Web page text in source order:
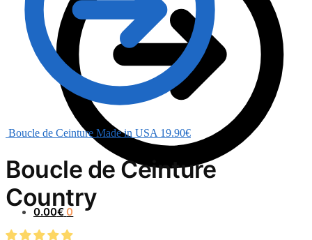
0.00€ 0
Boucle de Ceinture Made in USA 19.90€
Boucle de Ceinture
Country